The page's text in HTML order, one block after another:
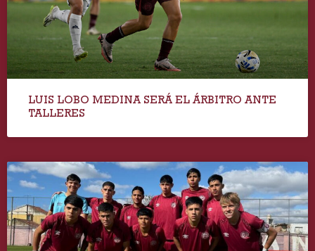
LUIS LOBO MEDINA SERÁ EL ÁRBITRO ANTE
TALLERES